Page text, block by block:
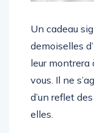
Un cadeau
demoiselles
leur
vous. Il ne
d’un reflet
elles.